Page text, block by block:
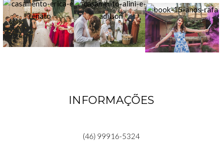
INFORMAÇÕES
(46) 99916-5324